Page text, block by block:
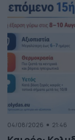
04/08/2026 21:46